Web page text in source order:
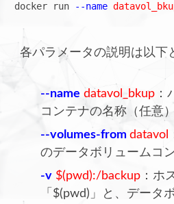
docker run --name
各パラメータの説明は以下
--name datavol_bkup ：
コンテナの名称（任意）
--volumes-fromdatavol
のデータボリュームコ
-v $(pwd):/backup ：ホ
「$(pwd)」と、データ